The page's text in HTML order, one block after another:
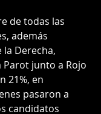
de todas las
además
Derecha,
junto a Rojo
21%, en
pasaron a
candidatos